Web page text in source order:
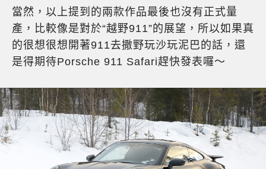
當然，以上提到的兩款作品最後也沒有正式量
產，比較像是對於“越野911”的展望，所以如果真
的很想很想開著911去撒野玩沙玩泥巴的話，還
是得期待Porsche 911 Safari趕快發表囉～